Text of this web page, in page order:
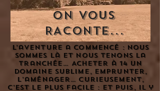
ON VOUS
RACONTE...
L’aventure a commencé : nous
sommes là et nous tenons la
tranchée… Acheter à 14 un
domaine sublime, emprunter,
l’aménager… curieusement,
c’est le plus facile : et puis, il y